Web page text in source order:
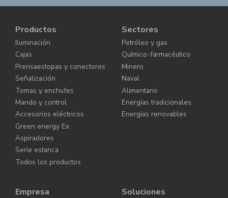
Productos
Iluminación
Cajas
Prensaestopas y conectores
Señalización
Tomas y enchufes
Mando y control
Accesorios eléctricos
Green energy Ex
Aspiradores
Serie estanca
Todos los productos
Sectores
Petróleo y gas
Químico-farmacéutico
Minero
Naval
Alimentario
Energías tradicionales
Energías renovables
Empresa Soluciones